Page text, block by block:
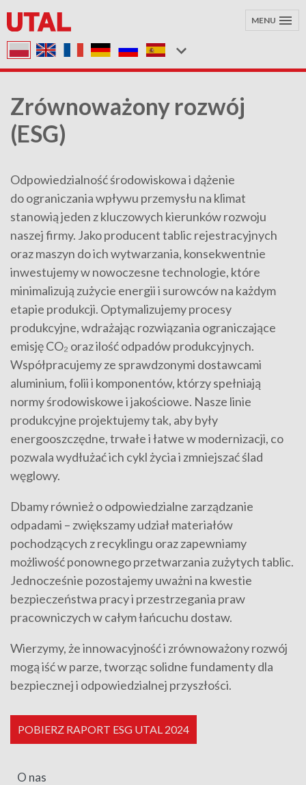
MENU
Zrównoważony rozwój
(ESG)
Odpowiedzialność środowiskowa i dążenie
do ograniczania wpływu przemysłu na klimat
stanowią jeden z kluczowych kierunków rozwoju
naszej firmy. Jako producent tablic rejestracyjnych
oraz maszyn do ich wytwarzania, konsekwentnie
inwestujemy w nowoczesne technologie, które
minimalizują zużycie energii i surowców na każdym
etapie produkcji. Optymalizujemy procesy
produkcyjne, wdrażając rozwiązania ograniczające
emisję CO₂ oraz ilość odpadów produkcyjnych.
Współpracujemy ze sprawdzonymi dostawcami
aluminium, folii i komponentów, którzy spełniają
normy środowiskowe i jakościowe. Nasze linie
produkcyjne projektujemy tak, aby były
energooszczędne, trwałe i łatwe w modernizacji, co
pozwala wydłużać ich cykl życia i zmniejszać ślad
węglowy.
Dbamy również o odpowiedzialne zarządzanie
odpadami – zwiększamy udział materiałów
pochodzących z recyklingu oraz zapewniamy
możliwość ponownego przetwarzania zużytych tablic.
Jednocześnie pozostajemy uważni na kwestie
bezpieczeństwa pracy i przestrzegania praw
pracowniczych w całym łańcuchu dostaw.
Wierzymy, że innowacyjność i zrównoważony rozwój
mogą iść w parze, tworząc solidne fundamenty dla
bezpiecznej i odpowiedzialnej przyszłości.
POBIERZ RAPORT ESG UTAL 2024
O nas